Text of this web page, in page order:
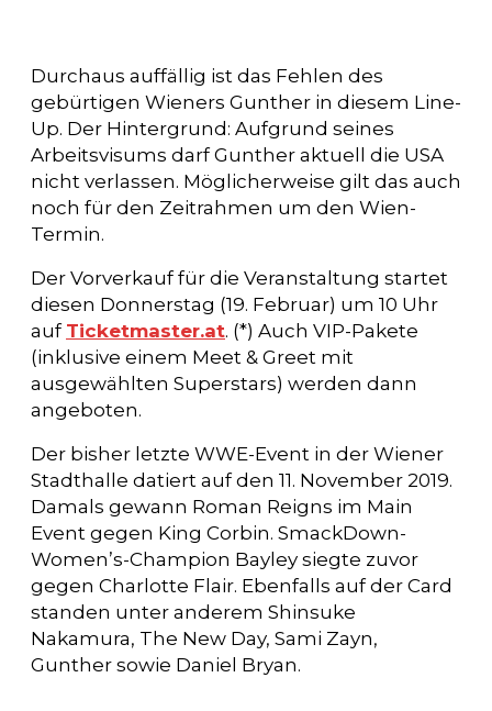
Durchaus auffällig ist das Fehlen des
gebürtigen Wieners Gunther in diesem Line-
Up. Der Hintergrund: Aufgrund seines
Arbeitsvisums darf Gunther aktuell die USA
nicht verlassen. Möglicherweise gilt das auch
noch für den Zeitrahmen um den Wien-
Termin.
Der Vorverkauf für die Veranstaltung startet
diesen Donnerstag (19. Februar) um 10 Uhr
auf Ticketmaster.at. (*) Auch VIP-Pakete
(inklusive einem Meet & Greet mit
ausgewählten Superstars) werden dann
angeboten.
Der bisher letzte WWE-Event in der Wiener
Stadthalle datiert auf den 11. November 2019.
Damals gewann Roman Reigns im Main
Event gegen King Corbin. SmackDown-
Women’s-Champion Bayley siegte zuvor
gegen Charlotte Flair. Ebenfalls auf der Card
standen unter anderem Shinsuke
Nakamura, The New Day, Sami Zayn,
Gunther sowie Daniel Bryan.